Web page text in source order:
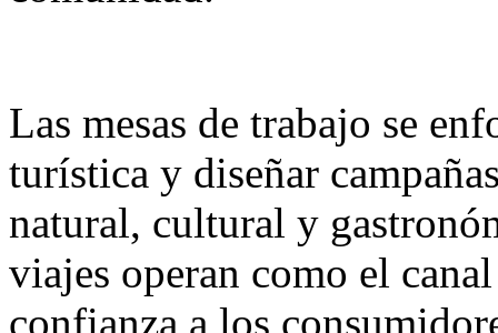
Las mesas de trabajo se
turística y diseñar
natural, cultural y
viajes operan como el
confianza a los